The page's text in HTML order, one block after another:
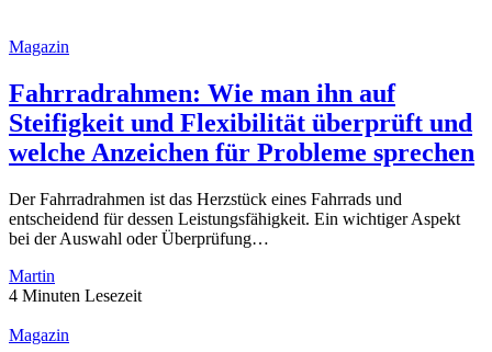
Magazin
Fahrradrahmen: Wie man ihn auf
Steifigkeit und Flexibilität überprüft und
welche Anzeichen für Probleme sprechen
Der Fahrradrahmen ist das Herzstück eines Fahrrads und
entscheidend für dessen Leistungsfähigkeit. Ein wichtiger Aspekt
bei der Auswahl oder Überprüfung…
Martin
4 Minuten Lesezeit
Magazin